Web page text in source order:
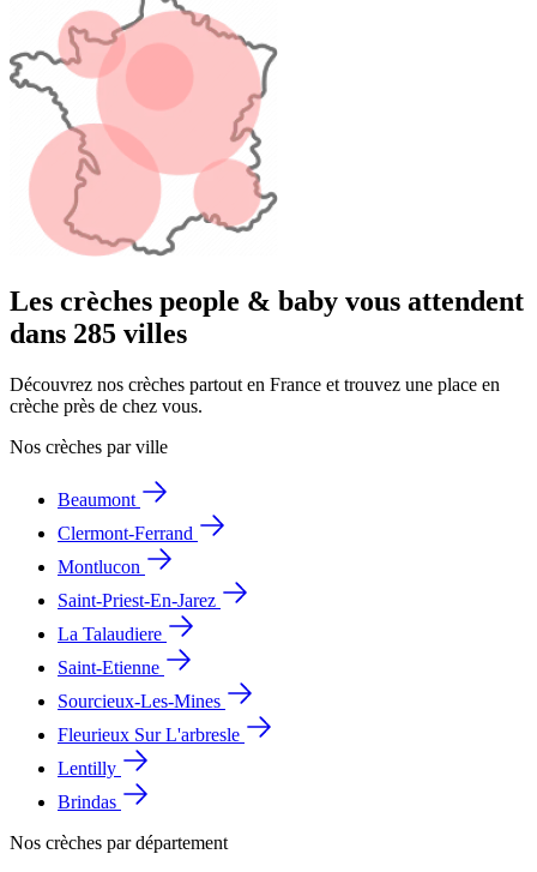
Les crèches people & baby vous attendent
dans 285 villes
Découvrez nos crèches partout en France et trouvez une place en
crèche près de chez vous.
Nos crèches par ville
Beaumont
Clermont-Ferrand
Montlucon
Saint-Priest-En-Jarez
La Talaudiere
Saint-Etienne
Sourcieux-Les-Mines
Fleurieux Sur L'arbresle
Lentilly
Brindas
Nos crèches par département